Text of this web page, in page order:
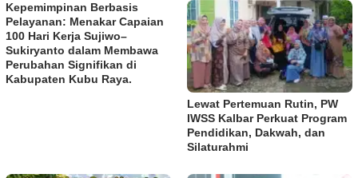
Kepemimpinan Berbasis
Pelayanan: Menakar Capaian
100 Hari Kerja Sujiwo–
Sukiryanto dalam Membawa
Perubahan Signifikan di
Kabupaten Kubu Raya.
Lewat Pertemuan Rutin, PW
IWSS Kalbar Perkuat Program
Pendidikan, Dakwah, dan
Silaturahmi